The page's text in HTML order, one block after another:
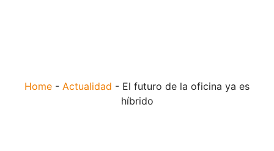
Home - Actualidad - El futuro de la oficina ya es
híbrido